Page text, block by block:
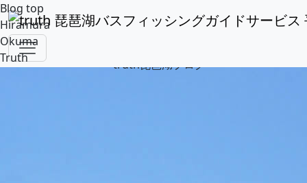
Blog top
Hiramura
Okuma
Truth